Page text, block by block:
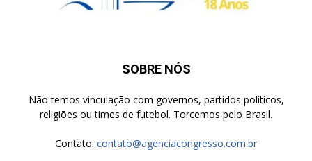
SOBRE NÓS
Não temos vinculação com governos, partidos políticos,
religiões ou times de futebol. Torcemos pelo Brasil.
Contato: contato@agenciacongresso.com.br